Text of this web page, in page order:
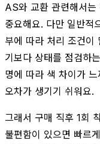
AS와 교환 관련해서
중요해요. 다만 일반적
부에 따라 처리 조건이
기보다 상태를 점검하
명에 따라 색 차이가
오차가 생기기 쉬워요.
그래서 구매 직후 1회
불편함이 있으면 빠르